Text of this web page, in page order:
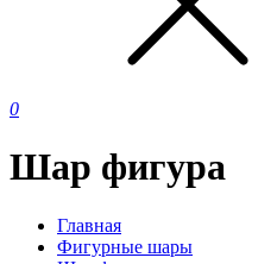
0
Шар фигура
Главная
Фигурные шары